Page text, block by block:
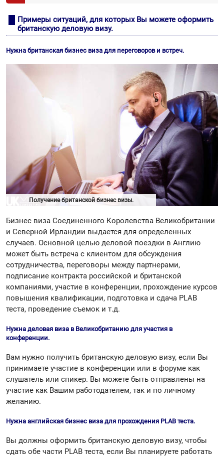
Примеры ситуаций, для которых Вы можете оформить
британскую деловую визу.
Нужна британская бизнес виза для переговоров и встреч.
Получение британской бизнес визы.
Бизнес виза Соединенного Королевства Великобритании
и Северной Ирландии выдается для определенных
случаев. Основной целью деловой поездки в Англию
может быть встреча с клиентом для обсуждения
сотрудничества, переговоры между партнерами,
подписание контракта российской и британской
компаниями, участие в конференции, прохождение курсов
повышения квалификации, подготовка и сдача PLAB
теста, проведение съемок и т.д.
Нужна деловая виза в Великобританию для участия в
конференции.
Вам нужно получить британскую деловую визу, если Вы
принимаете участие в конференции или в форуме как
слушатель или спикер. Вы можете быть отправлены на
участие как Вашим работодателем, так и по личному
желанию.
Нужна английская бизнес виза для прохождения PLAB теста.
Вы должны оформить британскую деловую визу, чтобы
сдать обе части PLAB теста, если Вы планируете работать